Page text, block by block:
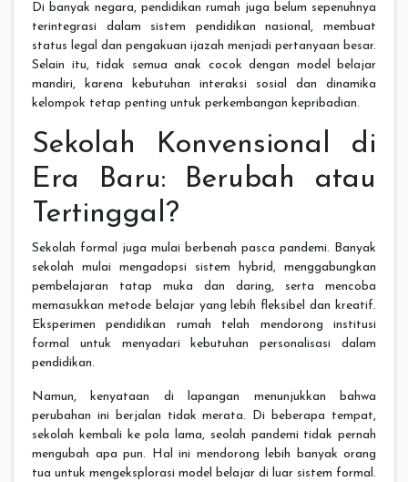
Di banyak negara, pendidikan rumah juga belum sepenuhnya
terintegrasi dalam sistem pendidikan nasional, membuat
status legal dan pengakuan ijazah menjadi pertanyaan besar.
Selain itu, tidak semua anak cocok dengan model belajar
mandiri, karena kebutuhan interaksi sosial dan dinamika
kelompok tetap penting untuk perkembangan kepribadian.
Sekolah Konvensional di
Era Baru: Berubah atau
Tertinggal?
Sekolah formal juga mulai berbenah pasca pandemi. Banyak
sekolah mulai mengadopsi sistem hybrid, menggabungkan
pembelajaran tatap muka dan daring, serta mencoba
memasukkan metode belajar yang lebih fleksibel dan kreatif.
Eksperimen pendidikan rumah telah mendorong institusi
formal untuk menyadari kebutuhan personalisasi dalam
pendidikan.
Namun, kenyataan di lapangan menunjukkan bahwa
perubahan ini berjalan tidak merata. Di beberapa tempat,
sekolah kembali ke pola lama, seolah pandemi tidak pernah
mengubah apa pun. Hal ini mendorong lebih banyak orang
tua untuk mengeksplorasi model belajar di luar sistem formal.